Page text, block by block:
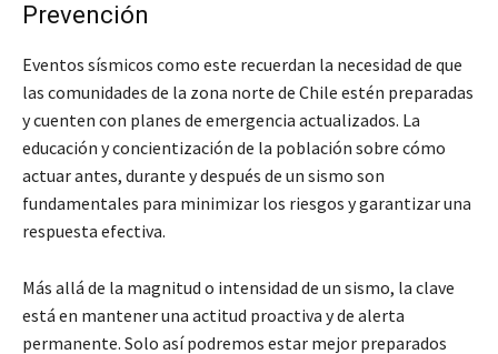
Prevención
Eventos sísmicos como este recuerdan la necesidad de que
las comunidades de la zona norte de Chile estén preparadas
y cuenten con planes de emergencia actualizados. La
educación y concientización de la población sobre cómo
actuar antes, durante y después de un sismo son
fundamentales para minimizar los riesgos y garantizar una
respuesta efectiva.
Más allá de la magnitud o intensidad de un sismo, la clave
está en mantener una actitud proactiva y de alerta
permanente. Solo así podremos estar mejor preparados